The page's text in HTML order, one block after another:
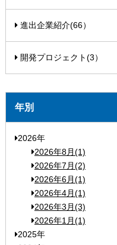
進出企業紹介(66）
開発プロジェクト(3）
年別
2026年
2026年8月(1)
2026年7月(2)
2026年6月(1)
2026年4月(1)
2026年3月(3)
2026年1月(1)
2025年